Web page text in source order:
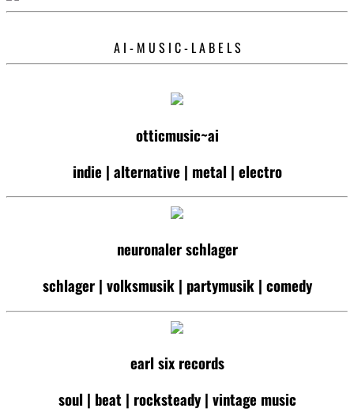
A I - M U S I C - L A B E L S
otticmusic~ai
indie | alternative | metal | electro
neuronaler schlager
schlager | volksmusik | partymusik | comedy
earl six records
soul | beat | rocksteady | vintage music